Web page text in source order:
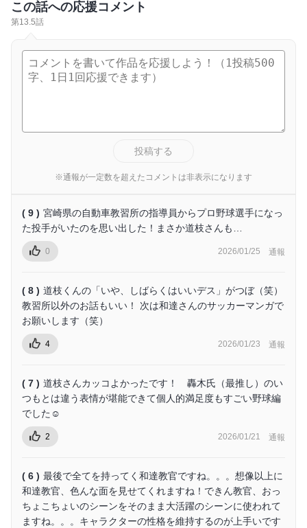
この話への応援コメント
第13.5話
投稿する
※通報が一定数を超えたコメントは非表示になります
( 9 ) 宮崎県の自動車教習所の指導員からプロ野球選手になっ
た投手がいたのを思い出した！まさか道枝さんも…
0 2026/01/25 通報
( 8 ) 道枝くんの「いや、しばらくはいいデス」がつぼ（笑）
教習所以外のお話もいい！ 次は和達さんのサッカーマンガで
お願いします（笑）
4 2026/01/23 通報
( 7 ) 道枝さんカッコよかったです！ 轟木氏（最推し）のい
つもとは違う表情が堪能できて個人的満足度もすごい野球編
でした☺
2 2026/01/21 通報
( 6 ) 最後で全てを持ってく和達教官ですね。。。想像以上に
和達教官、色んな面を見せてくれますね！できん教官、おっ
ちょこちょいのシーンをそのまま大活躍のシーンに使われて
ますね。。。キャラクターの性格を維持するのが上手いです